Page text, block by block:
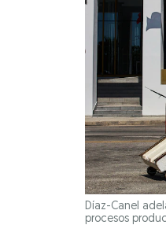
Díaz-Canel
procesos